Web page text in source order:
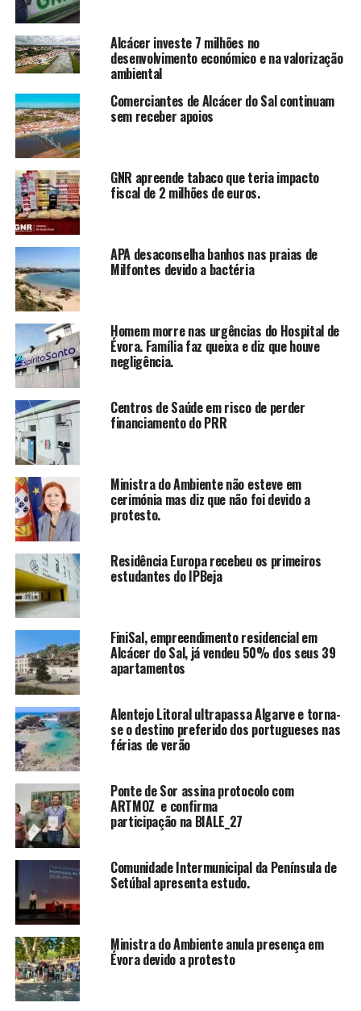
Alcácer investe 7 milhões no
desenvolvimento económico e na valorização
ambiental
Comerciantes de Alcácer do Sal continuam
sem receber apoios
GNR apreende tabaco que teria impacto
fiscal de 2 milhões de euros.
APA desaconselha banhos nas praias de
Milfontes devido a bactéria
Homem morre nas urgências do Hospital de
Évora. Família faz queixa e diz que houve
negligência.
Centros de Saúde em risco de perder
financiamento do PRR
Ministra do Ambiente não esteve em
cerimónia mas diz que não foi devido a
protesto.
Residência Europa recebeu os primeiros
estudantes do IPBeja
FiniSal, empreendimento residencial em
Alcácer do Sal, já vendeu 50% dos seus 39
apartamentos
Alentejo Litoral ultrapassa Algarve e torna-
se o destino preferido dos portugueses nas
férias de verão
Ponte de Sor assina protocolo com
ARTMOZ e confirma
participação na BIALE_27
Comunidade Intermunicipal da Península de
Setúbal apresenta estudo.
Ministra do Ambiente anula presença em
Évora devido a protesto